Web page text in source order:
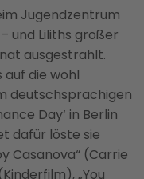
Jugendzentrum
und Liliths großer
ausgestrahlt.
auf die wohl
deutschsprachigen
Day‘ in Berlin
dafür löste sie
Casanova“ (Carrie
„You